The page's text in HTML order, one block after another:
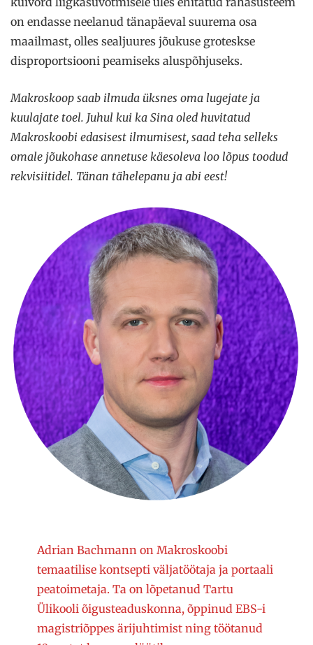
on endasse neelanud tänapäeval suurema osa
maailmast, olles sealjuures jõukuse groteskse
disproportsiooni peamiseks aluspõhjuseks.
Makroskoop saab ilmuda üksnes oma lugejate ja
kuulajate toel. Juhul kui ka Sina oled huvitatud
Makroskoobi edasisest ilmumisest, saad teha selleks
omale jõukohase annetuse käesoleva loo lõpus toodud
rekvisiitidel. Tänan tähelepanu ja abi eest!
Adrian Bachmann on Makroskoobi
temaatilise kontsepti väljatöötaja ja portaali
peatoimetaja. Ta on lõpetanud Tartu
Ülikooli õigusteaduskonna, õppinud EBS-i
magistriõppes ärijuhtimist ning töötanud